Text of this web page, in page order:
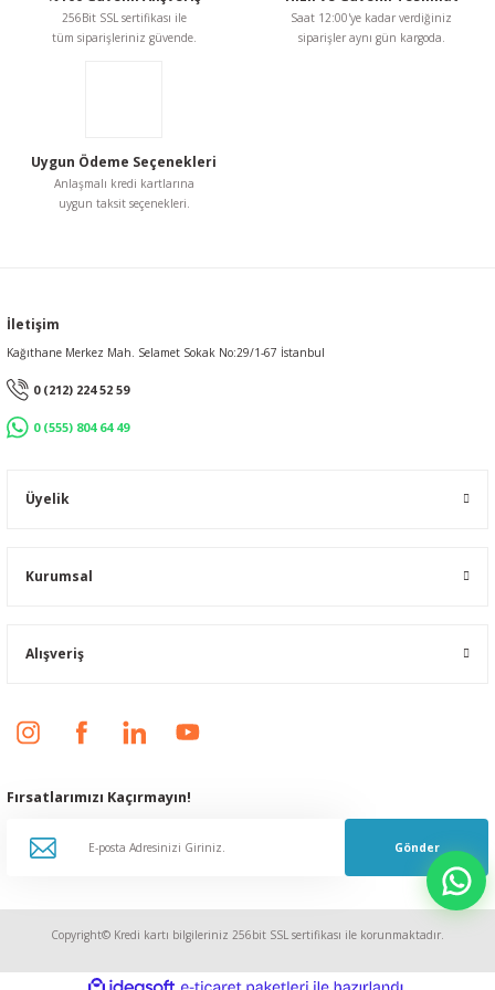
Ürün bilgilerinde hatalar bulunuyor.
256Bit SSL sertifikası ile
tüm siparişleriniz güvende.
Saat 12:00'ye kadar verdiğiniz
siparişler aynı gün kargoda.
Uygun Ödeme Seçenekleri
Anlaşmalı kredi kartlarına
uygun taksit seçenekleri.
İletişim
Kağıthane Merkez Mah. Selamet Sokak No:29/1-67 İstanbul
0 (212) 224 52 59
0 (555) 804 64 49
Üyelik
Kurumsal
Alışveriş
Fırsatlarımızı Kaçırmayın!
Gönder
Copyright© Kredi kartı bilgileriniz 256bit SSL sertifikası ile korunmaktadır.
ideasoft e-